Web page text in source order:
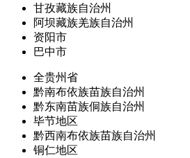
甘孜藏族自治州
阿坝藏族羌族自治州
资阳市
巴中市
全贵州省
黔南布依族苗族自治州
黔东南苗族侗族自治州
毕节地区
黔西南布依族苗族自治州
铜仁地区